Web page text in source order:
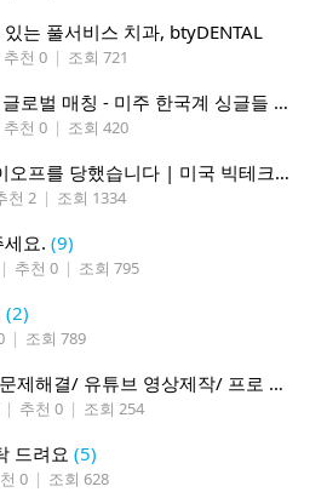
는 풀서비스 치과, btyDENTAL
추천 0 | 조회 721
Couple.net 1:1 50만쌍 글로벌 매칭 - 미주 한국계 싱글들 모이세요
추천 0 | 조회 420
남편이 하루 아침에 레이오프를 당했습니다 | 미국 빅테크의 현실
천 2 | 조회 1334
요. (9)
| 추천 0 | 조회 795
(2)
| 조회 789
웹사이트 제작/ 컴퓨터 문제해결/ 유튜브 영상제작/ 프로 사진촬영
| 추천 0 | 조회 254
드려요 (5)
0 | 조회 628